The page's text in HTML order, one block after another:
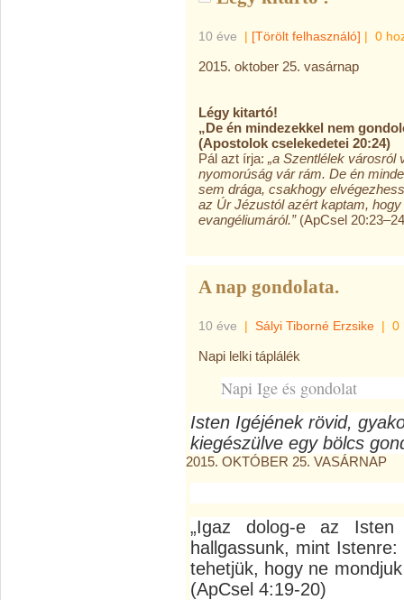
10 éve | [Törölt felhasználó] | 0
2015. oktober 25. vasárnap
Légy kitartó!
„De én mindezekkel nem
(Apostolok cselekedetei 20:24)
Pál azt írja: „a Szentlélek városról
nyomorúság vár rám. De én
sem drága, csakhogy
az Úr Jézustól azért kaptam,
evangéliumáról.” (ApCsel
A nap gondolata.
10 éve | Sályi Tiborné Erzsike | 0
Napi lelki táplálék
Napi Ige és gondolat
Isten Igéjének rövid,
kiegészülve egy bölcs
2015. OKTÓBER 25. VASÁRNAP
„Igaz dolog-e az Isten
hallgassunk, mint
tehetjük, hogy ne
(ApCsel 4:19-20)